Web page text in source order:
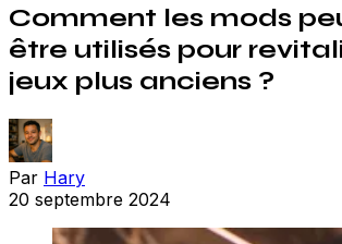
Comment les mods
être utilisés pour
jeux plus anciens ?
Par Hary
20 septembre 2024